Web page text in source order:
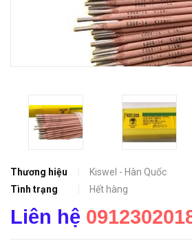
Thương hiệu
Kiswel - Hàn Quốc
Tình trạng
Hết hàng
Liên hệ